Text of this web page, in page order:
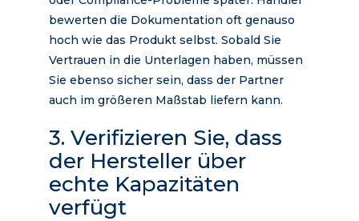
bewerten die Dokumentation oft genauso
hoch wie das Produkt selbst. Sobald Sie
Vertrauen in die Unterlagen haben, müssen
Sie ebenso sicher sein, dass der Partner
auch im größeren Maßstab liefern kann.
3. Verifizieren Sie, dass
der Hersteller über
echte Kapazitäten
verfügt